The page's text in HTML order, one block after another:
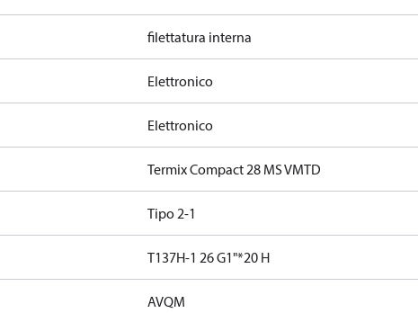
filettatura interna
Elettronico
Elettronico
Termix Compact 28 MS VMTD
Tipo 2-1
T137H-1 26 G1"*20 H
AVQM